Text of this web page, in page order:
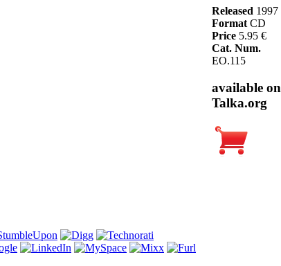
Released 1997
Format CD
Price 5.95 €
Cat. Num.
EO.115
available on
Talka.org